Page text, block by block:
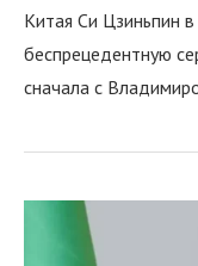
Китая Си Цзиньпин
беспрецедентную
сначала с